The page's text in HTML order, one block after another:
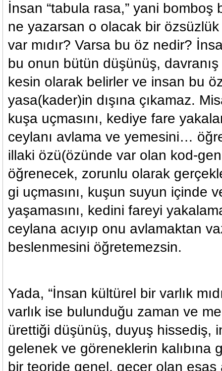
İnsan “tabula rasa,” yani bomboş
ne yazarsan o olacak bir
var mıdır? Varsa bu öz nedir?
bu onun bütün düşünüş,
kesin olarak belirler ve insan bu
yasa(kader)in dışına çıkamaz.
kuşa uçmasını, kediye fare
ceylanı avlama ve yemesini…
illaki özü(özünde var olan kod-
öğrenecek, zorunlu olarak
gi uçmasını, kuşun suyun içinde
yaşamasını, kedini fareyi
ceylana acıyıp onu avlamaktan
beslenmesini öğretemezsin.
Yada, “İnsan kültürel bir varlık
varlık ise bulunduğu zaman ve
ürettiği düşünüş, duyuş hissediş,
gelenek ve göreneklerin kalıbına
bir teoride genel, geçer olan esas